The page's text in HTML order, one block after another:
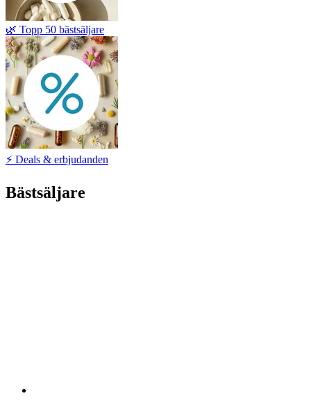
🌿 Topp 50 bästsäljare
⚡ Deals & erbjudanden
Bästsäljare